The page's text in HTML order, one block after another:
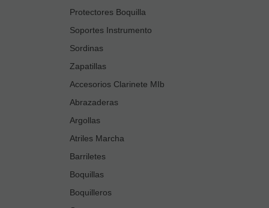
Protectores Boquilla
Soportes Instrumento
Sordinas
Zapatillas
Accesorios Clarinete MIb
Abrazaderas
Argollas
Atriles Marcha
Barriletes
Boquillas
Boquilleros